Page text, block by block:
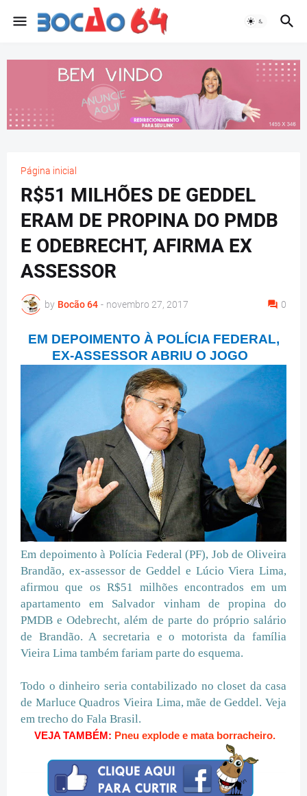
Página inicial
R$51 MILHÕES DE GEDDEL
ERAM DE PROPINA DO PMDB
E ODEBRECHT, AFIRMA EX
ASSESSOR
by Bocão 64 - novembro 27, 2017 0
EM DEPOIMENTO À POLÍCIA FEDERAL,
EX-ASSESSOR ABRIU O JOGO
Em depoimento à Polícia Federal (PF), Job de Oliveira
Brandão, ex-assessor de Geddel e Lúcio Viera Lima,
afirmou que os R$51 milhões encontrados em um
apartamento em Salvador vinham de propina do
PMDB e Odebrecht, além de parte do próprio salário
de Brandão. A secretaria e o motorista da família
Vieira Lima também fariam parte do esquema.
Todo o dinheiro seria contabilizado no closet da casa
de Marluce Quadros Vieira Lima, mãe de Geddel. Veja
em trecho do Fala Brasil.
VEJA TAMBÉM: Pneu explode e mata borracheiro.